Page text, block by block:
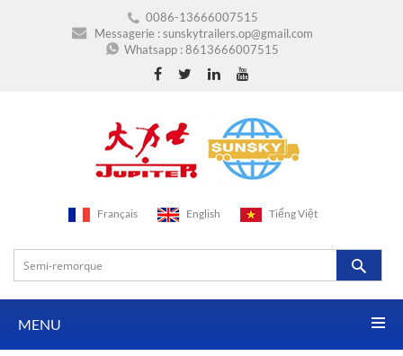
0086-13666007515
Messagerie :sunskytrailers.op@gmail.com
Whatsapp :8613666007515
Français English Tiếng Việt
MENU